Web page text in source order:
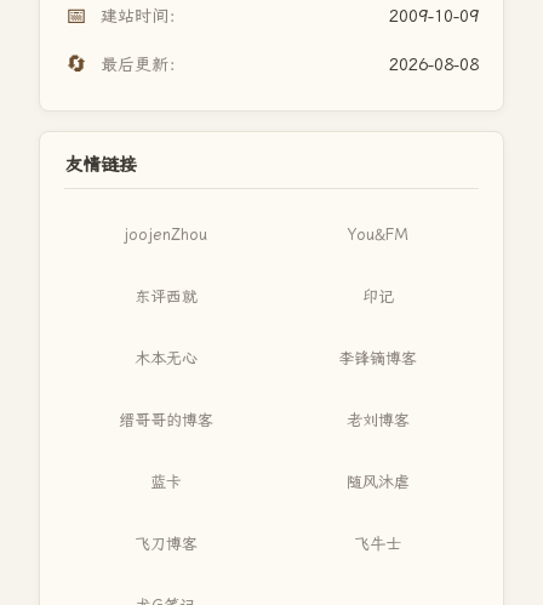
📅 建站时间： 2009-10-09
🔄 最后更新： 2026-08-08
友情链接
joojenZhou You&FM
东评西就 印记
木本无心 李锋镝博客
缙哥哥的博客 老刘博客
蓝卡 随风沐虐
飞刀博客 飞牛士